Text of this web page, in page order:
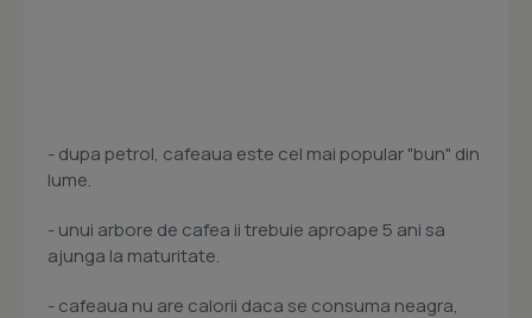
- dupa petrol, cafeaua este cel mai popular "bun" din
lume.
- unui arbore de cafea ii trebuie aproape 5 ani sa
ajunga la maturitate.
- cafeaua nu are calorii daca se consuma neagra,